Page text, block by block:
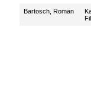
Bartosch, Roman